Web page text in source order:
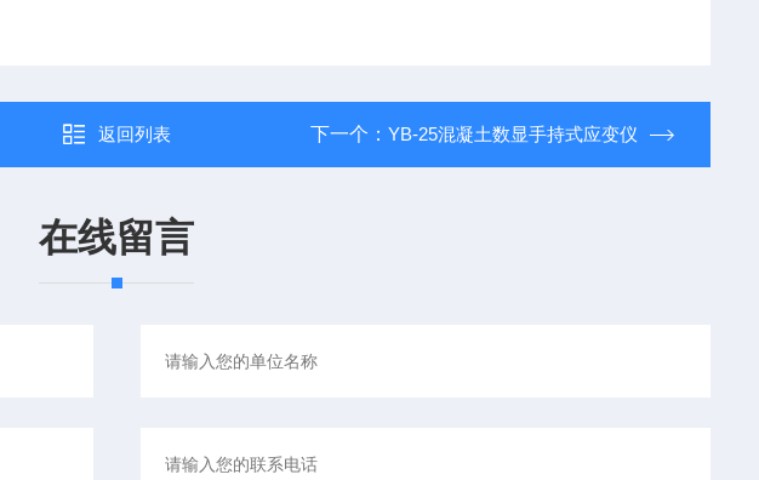
返回列表 下一个： YB-25混凝土数显手持式应变仪
在线留言